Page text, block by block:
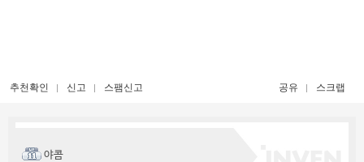
추천확인 신고 스팸신고 공유 스크랩
야콤